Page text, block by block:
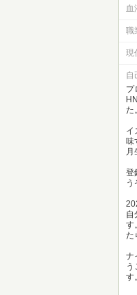
血
職
現
自
プ
た
イ
味
月
登
う
自
す
た
ナ
う
す